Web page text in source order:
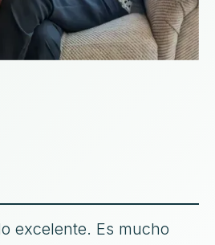
excelente. Es mucho